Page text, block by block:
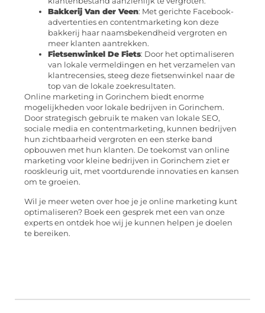
Bakkerij Van der Veen: Met gerichte Facebook-
advertenties en contentmarketing kon deze
bakkerij haar naamsbekendheid vergroten en
meer klanten aantrekken.
Fietsenwinkel De Fiets: Door het optimaliseren
van lokale vermeldingen en het verzamelen van
klantrecensies, steeg deze fietsenwinkel naar de
top van de lokale zoekresultaten.
Online marketing in Gorinchem biedt enorme
mogelijkheden voor lokale bedrijven in Gorinchem.
Door strategisch gebruik te maken van lokale SEO,
sociale media en contentmarketing, kunnen bedrijven
hun zichtbaarheid vergroten en een sterke band
opbouwen met hun klanten. De toekomst van online
marketing voor kleine bedrijven in Gorinchem ziet er
rooskleurig uit, met voortdurende innovaties en kansen
om te groeien.
Wil je meer weten over hoe je je online marketing kunt
optimaliseren? Boek een gesprek met een van onze
experts en ontdek hoe wij je kunnen helpen je doelen
te bereiken.